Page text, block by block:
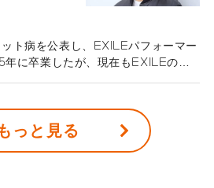
ト病を公表し、EXILEパフォーマー
に卒業したが、現在もEXILEのメ
、精力的に活動し続ける原動力につ
っと見る